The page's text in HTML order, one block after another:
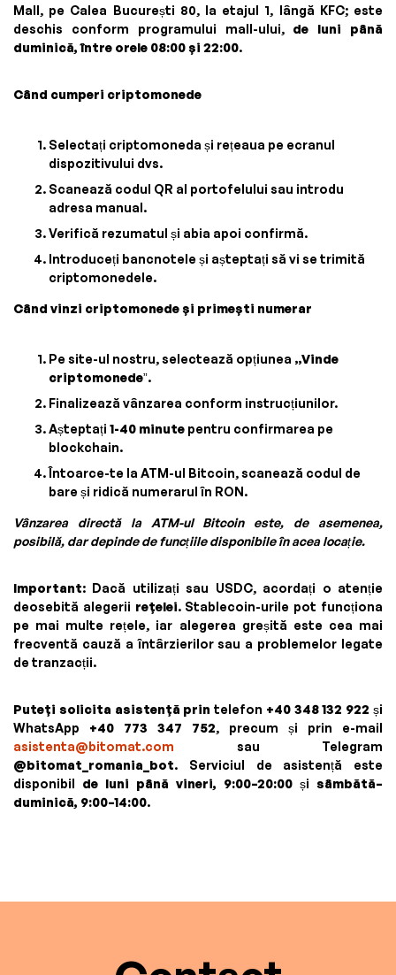
Mall, pe Calea București 80, la etajul 1, lângă KFC; este
deschis conform programului mall-ului, de luni până
duminică, între orele 08:00 și 22:00.
Când cumperi criptomonede
Selectați criptomoneda și rețeaua pe ecranul
dispozitivului dvs.
Scanează codul QR al portofelului sau introdu
adresa manual.
Verifică rezumatul și abia apoi confirmă.
Introduceți bancnotele și așteptați să vi se trimită
criptomonedele.
Când vinzi criptomonede și primești numerar
Pe site-ul nostru, selectează opțiunea „Vinde
criptomonede”.
Finalizează vânzarea conform instrucțiunilor.
Așteptați 1-40 minute pentru confirmarea pe
blockchain.
Întoarce-te la ATM-ul Bitcoin, scanează codul de
bare și ridică numerarul în RON.
Vânzarea directă la ATM-ul Bitcoin este, de asemenea,
posibilă, dar depinde de funcțiile disponibile în acea locație.
Important: Dacă utilizați sau USDC, acordați o atenție
deosebită alegerii rețelei. Stablecoin-urile pot funcționa
pe mai multe rețele, iar alegerea greșită este cea mai
frecventă cauză a întârzierilor sau a problemelor legate
de tranzacții.
Puteți solicita asistență prin telefon +40 348 132 922 și
WhatsApp +40 773 347 752, precum și prin e-mail
asistenta@bitomat.com sau Telegram
@bitomat_romania_bot. Serviciul de asistență este
disponibil de luni până vineri, 9:00–20:00 și sâmbătă–
duminică, 9:00–14:00.